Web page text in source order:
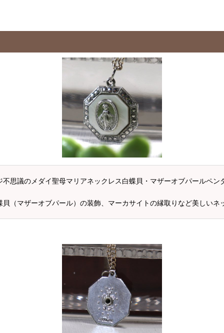
思議のメダイ聖母マリアネックレス白蝶貝・マザーオブパールペン
（マザーオブパール）の装飾、マーカサイトの縁取りなど美しいネ